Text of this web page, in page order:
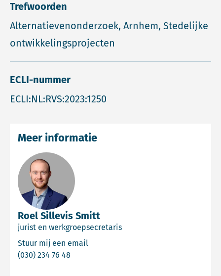
Trefwoorden
Alternatievenonderzoek, Arnhem, Stedelijke
ontwikkelingsprojecten
ECLI-nummer
ECLI:NL:RVS:2023:1250
Roel Sillevis Smitt
jurist en werkgroepsecretaris
Stuur mij een email
(030) 234 76 48
Meer informatie